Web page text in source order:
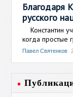
Благодаря
русского
Константин
когда простые
Павел Святенков